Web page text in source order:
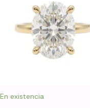
En existencia